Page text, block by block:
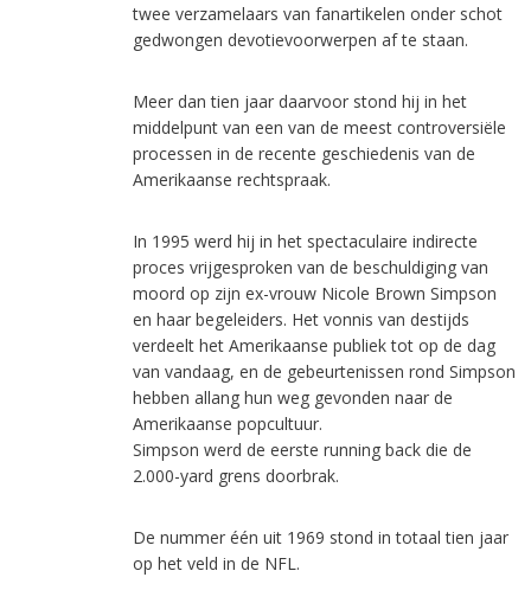
twee verzamelaars van fanartikelen onder schot
gedwongen devotievoorwerpen af te staan.
Meer dan tien jaar daarvoor stond hij in het
middelpunt van een van de meest controversiële
processen in de recente geschiedenis van de
Amerikaanse rechtspraak.
In 1995 werd hij in het spectaculaire indirecte
proces vrijgesproken van de beschuldiging van
moord op zijn ex-vrouw Nicole Brown Simpson
en haar begeleiders. Het vonnis van destijds
verdeelt het Amerikaanse publiek tot op de dag
van vandaag, en de gebeurtenissen rond Simpson
hebben allang hun weg gevonden naar de
Amerikaanse popcultuur.
Simpson werd de eerste running back die de
2.000-yard grens doorbrak.
De nummer één uit 1969 stond in totaal tien jaar
op het veld in de NFL.